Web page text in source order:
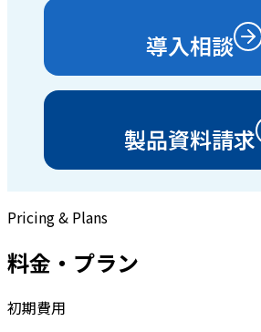
導入相談
製品資料請求
Pricing & Plans
料金・プラン
初期費用